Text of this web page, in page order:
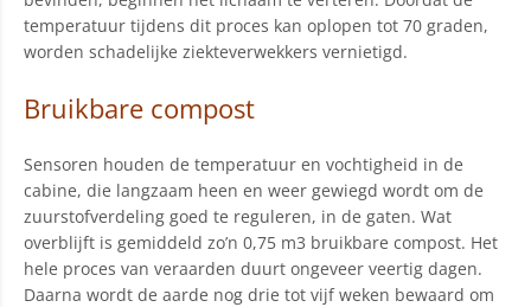
temperatuur tijdens dit proces kan oplopen tot 70 graden,
worden schadelijke ziekteverwekkers vernietigd.
Bruikbare compost
Sensoren houden de temperatuur en vochtigheid in de
cabine, die langzaam heen en weer gewiegd wordt om de
zuurstofverdeling goed te reguleren, in de gaten. Wat
overblijft is gemiddeld zo’n 0,75 m3 bruikbare compost. Het
hele proces van veraarden duurt ongeveer veertig dagen.
Daarna wordt de aarde nog drie tot vijf weken bewaard om